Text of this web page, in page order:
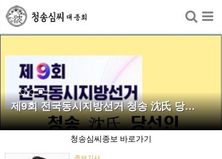
제9회 전국동시지방선거 청송 沈氏 당…
청송심씨종보 바로가기